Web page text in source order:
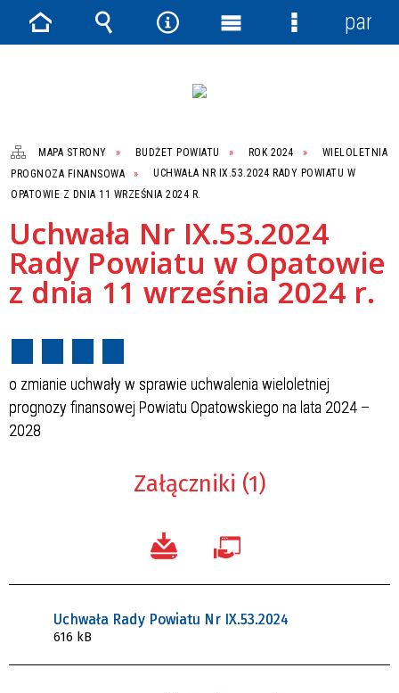
MAPA STRONY BUDŻET POWIATU ROK 2024
WIELOLETNIA
PROGNOZA FINANSOWA
UCHWAŁA NR IX.53.2024 RADY POWIATU W
OPATOWIE Z DNIA 11 WRZEŚNIA 2024 R.
Uchwała Nr IX.53.2024
Rady Powiatu w Opatowie
z dnia 11 września 2024 r.
o zmianie uchwały w sprawie uchwalenia wieloletniej
prognozy finansowej Powiatu Opatowskiego na lata 2024 –
2028
Załączniki (1)
Uchwała Rady Powiatu Nr IX.53.2024
616 kB
Strona Wyszukiwarka
NarzędziaMenu
Menu
panel